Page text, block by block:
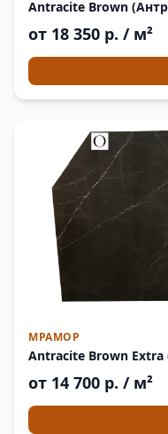
Antracite Brown
от 18 350 р. / м²
МРАМОР
Antracite Brown Extra
от 14 700 р. / м²